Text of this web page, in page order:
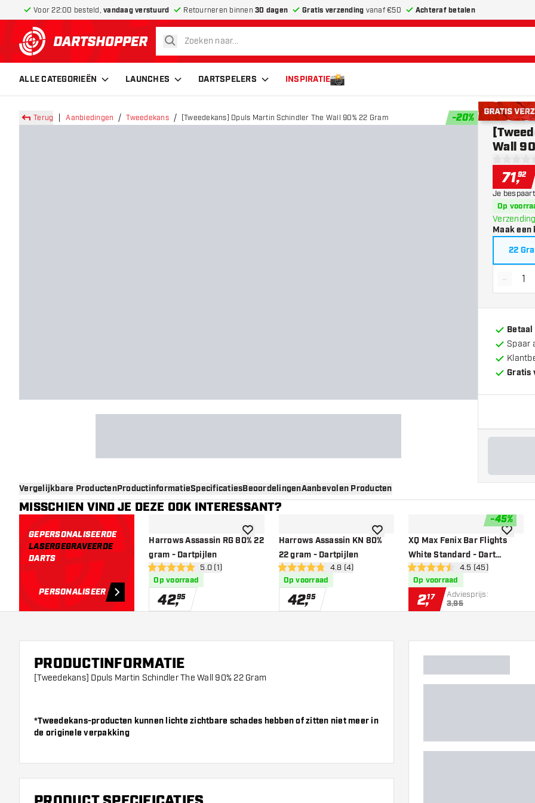
Voor 22:00 besteld, vandaag verstuurd Retourneren binnen 30 dagen Gratis verzending vanaf €50 Achteraf betalen
terug naar home pagina
zoeken
ALLE CATEGORIEËN LAUNCHES DARTSPELERS INSPIRATIE
Terug Aanbiedingen Tweedekans [Tweedekans] Dpuls Martin Schindler The Wall 90% 22 Gram -20%
Gratis
0 score
Wall
71,92
Je bespaart
Op
Maak een
22
-
Spaar
Gratis
Vergelijkbare ProductenProductinformatieSpecificatiesBeoordelingenAanbevolen Producten
MISSCHIEN VIND JE DEZE OOK INTERESSANT?
GEPERSONALISEERDE
LASERGEGRAVEERDE
DARTS
PERSONALISEER
Harrows Assassin RG 80% 22
gram - Dartpijlen
open reviews drawer
5 score sterren5.0 (1)
Op voorraad
42,95
toevoegen aan verlanglijst
Harrows Assassin KN 80%
22 gram - Dartpijlen
open reviews drawer
4.8 score sterren4.8 (4)
Op voorraad
42,95
toevoegen aan verlanglijst
-45%
XQ Max Fenix Bar Flights
White Standard - Dart
Flights
open reviews
4.5 score sterren4.5 (45)
Op voorraad
2,17 Adviesprijs:
3,95
PRODUCTINFORMATIE
[Tweedekans] Dpuls Martin Schindler The Wall 90% 22 Gram
*Tweedekans-producten kunnen lichte zichtbare schades hebben of zitten niet meer in
de originele verpakking